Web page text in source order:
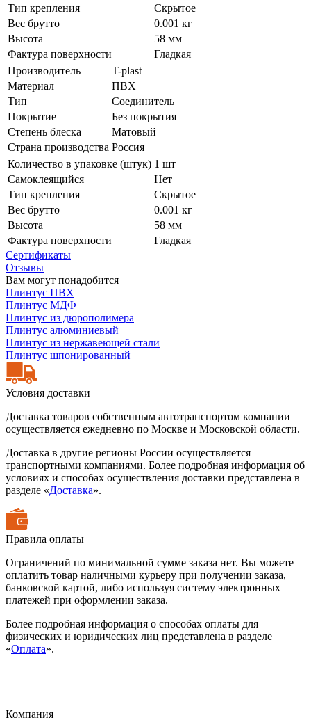
Тип крепления
Скрытое
Вес брутто
0.001 кг
Высота
58 мм
Фактура поверхности
Гладкая
Производитель
T-plast
Материал
ПВХ
Тип
Соединитель
Покрытие
Без покрытия
Степень блеска
Матовый
Страна производства Россия
Количество в упаковке (штук) 1 шт
Самоклеящийся
Нет
Тип крепления
Скрытое
Вес брутто
0.001 кг
Высота
58 мм
Фактура поверхности
Гладкая
Сертификаты
Отзывы
Вам могут понадобится
Плинтус ПВХ
Плинтус МДФ
Плинтус из дюрополимера
Плинтус алюминиевый
Плинтус из нержавеющей стали
Плинтус шпонированный
Условия доставки
Доставка товаров собственным автотранспортом компании
осуществляется ежедневно по Москве и Московской области.
Доставка в другие регионы России осуществляется
транспортными компаниями. Более подробная информация об
условиях и способах осуществления доставки представлена в
разделе «Доставка».
Правила оплаты
Ограничений по минимальной сумме заказа нет. Вы можете
оплатить товар наличными курьеру при получении заказа,
банковской картой, либо используя систему электронных
платежей при оформлении заказа.
Более подробная информация о способах оплаты для
физических и юридических лиц представлена в разделе
«Оплата».
Компания